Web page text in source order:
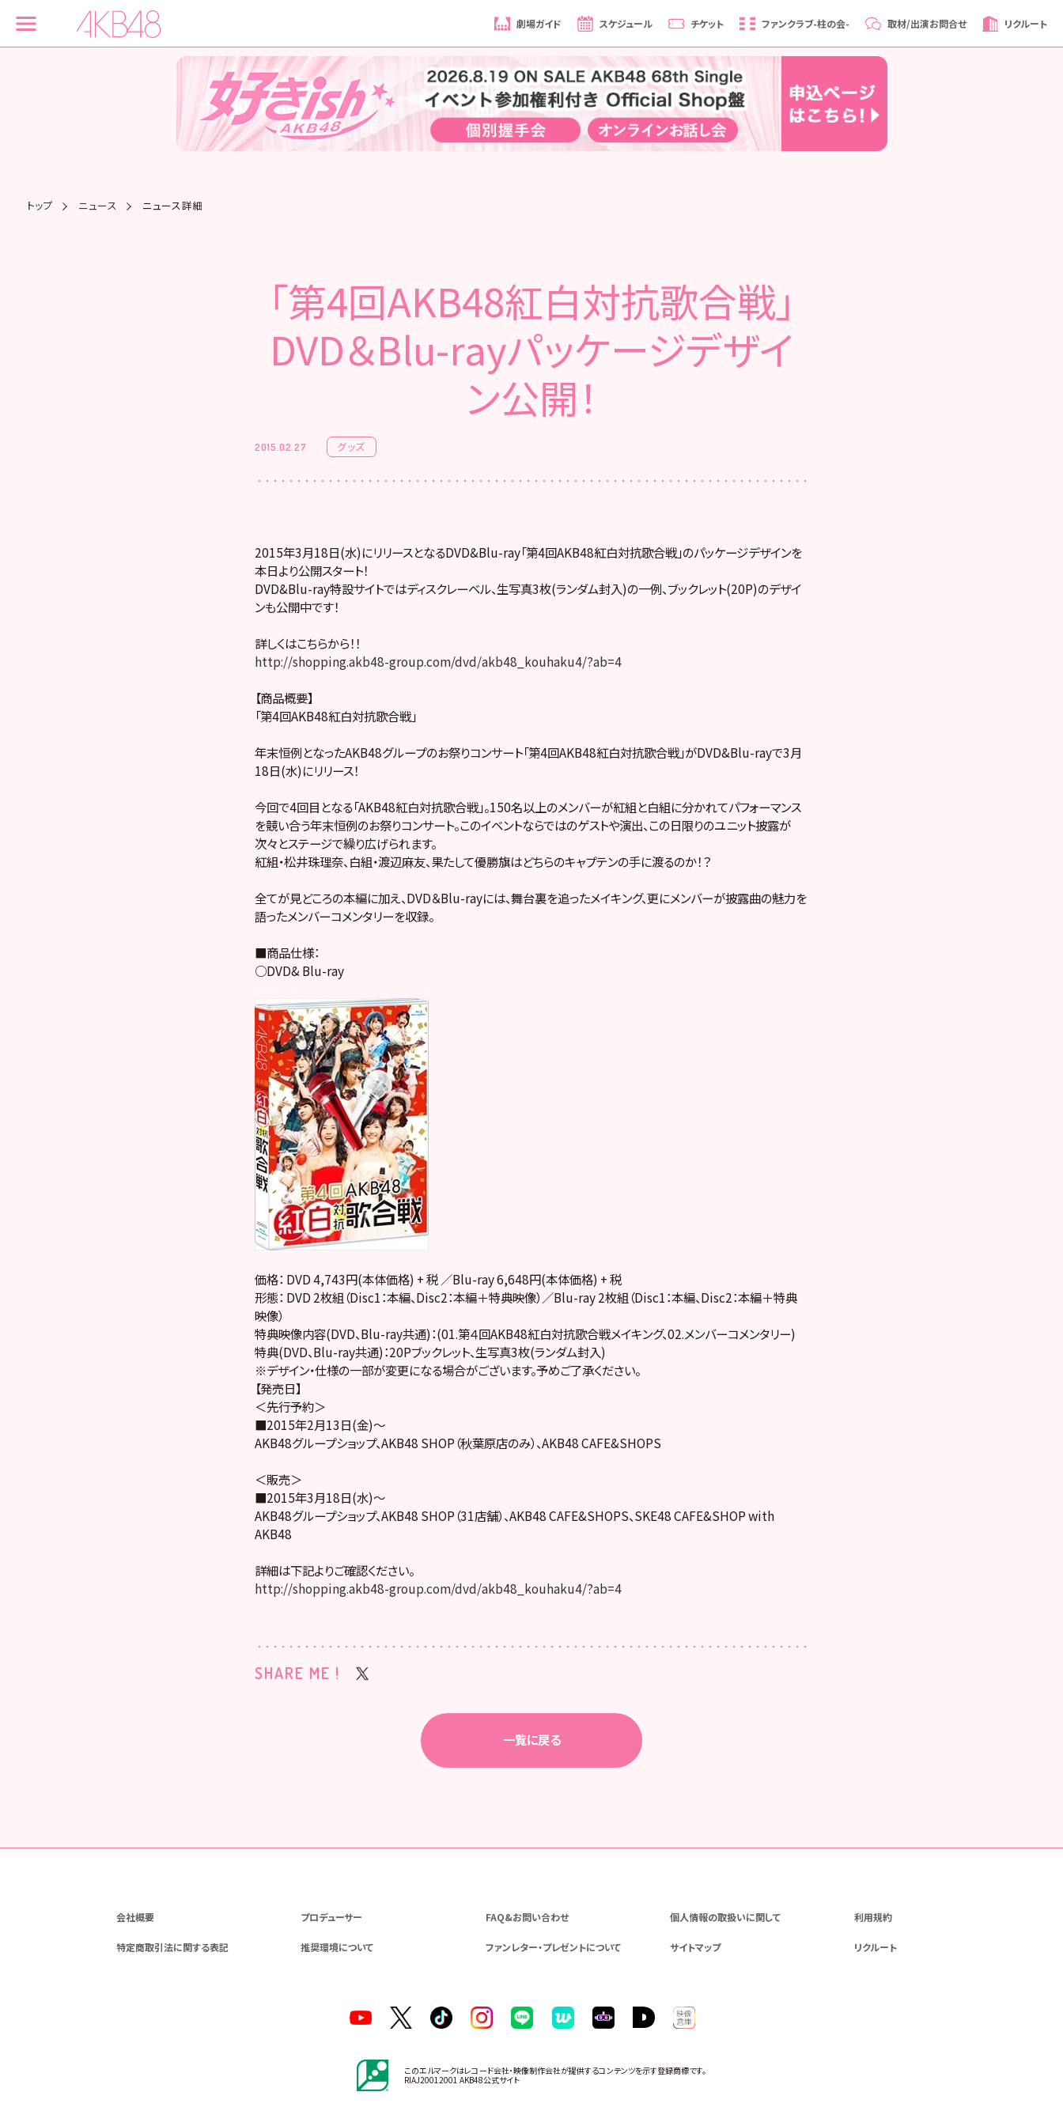
劇場ガイド スケジュール チケット ファンクラブ-柱の会- 取材/出演お問合せ リクルート
トップ ニュース ニュース詳細
「第4回AKB48紅白対抗歌合戦」
DVD＆Blu-rayパッケージデザイ
ン公開！
2015.02.27 グッズ
2015年3月18日(水)にリリースとなるDVD&Blu-ray「第4回AKB48紅白対抗歌合戦」のパッケージデザインを
本日より公開スタート！
DVD&Blu-ray特設サイトではディスクレーベル、生写真3枚(ランダム封入)の一例、ブックレット(20P)のデザイ
ンも公開中です！
詳しくはこちらから！！
http://shopping.akb48-group.com/dvd/akb48_kouhaku4/?ab=4
【商品概要】
「第4回AKB48紅白対抗歌合戦」
年末恒例となったAKB48グループのお祭りコンサート「第4回AKB48紅白対抗歌合戦」がDVD&Blu-rayで3月
18日(水)にリリース！
今回で4回目となる「AKB48紅白対抗歌合戦」。150名以上のメンバーが紅組と白組に分かれてパフォーマンス
を競い合う年末恒例のお祭りコンサート。このイベントならではのゲストや演出、この日限りのユニット披露が
次々とステージで繰り広げられます。
紅組・松井珠理奈、白組・渡辺麻友、果たして優勝旗はどちらのキャプテンの手に渡るのか！？
全てが見どころの本編に加え、DVD＆Blu-rayには、舞台裏を追ったメイキング、更にメンバーが披露曲の魅力を
語ったメンバーコメンタリーを収録。
■商品仕様：
○DVD& Blu-ray
価格： DVD 4,743円(本体価格) + 税 ／Blu-ray 6,648円(本体価格) + 税
形態： DVD 2枚組（Disc1：本編、Disc2：本編＋特典映像）／Blu-ray 2枚組（Disc1：本編、Disc2：本編＋特典
映像）
特典映像内容(DVD、Blu-ray共通)：(01.第４回AKB48紅白対抗歌合戦メイキング、02.メンバーコメンタリー)
特典(DVD、Blu-ray共通)：20Pブックレット、生写真3枚(ランダム封入)
※デザイン・仕様の一部が変更になる場合がございます。予めご了承ください。
【発売日】
＜先行予約＞
■2015年2月13日(金)～
AKB48グループショップ、AKB48 SHOP（秋葉原店のみ）、AKB48 CAFE&SHOPS
＜販売＞
■2015年3月18日(水)～
AKB48グループショップ、AKB48 SHOP（31店舗）、AKB48 CAFE&SHOPS、SKE48 CAFE&SHOP with
AKB48
詳細は下記よりご確認ください。
http://shopping.akb48-group.com/dvd/akb48_kouhaku4/?ab=4
SHARE ME !
一覧に戻る
会社概要 プロデューサー FAQ&お問い合わせ 個人情報の取扱いに関して 利用規約
特定商取引法に関する表記 推奨環境について ファンレター・プレゼントについて サイトマップ リクルート
このエルマークはレコード会社・映像制作会社が提供するコンテンツを示す登録商標です。
RIAJ20012001 AKB48公式サイト